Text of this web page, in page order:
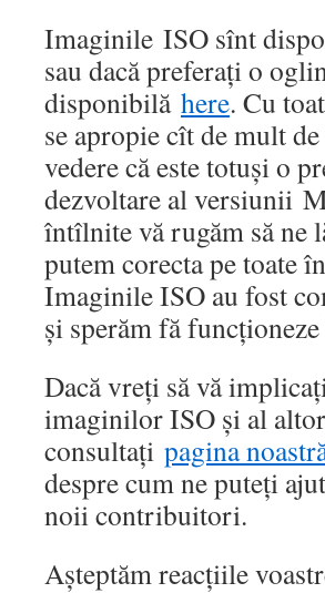
Imaginile ISO sînt
sau dacă preferați o
disponibilă here. Cu
se apropie cît de mult
vedere că este totuși o
dezvoltare al versiunii
întîlnite vă rugăm să ne
putem corecta pe toate
Imaginile ISO au fost
și sperăm fă
Dacă vreți să vă
imaginilor ISO și al
consultați pagina
despre cum ne puteți
noii contribuitori.
Așteptăm reacțiile